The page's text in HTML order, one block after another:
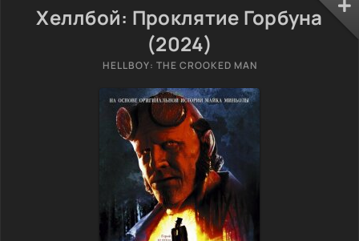
Хеллбой: Проклятие Горбуна
(2024)
HELLBOY: THE CROOKED MAN